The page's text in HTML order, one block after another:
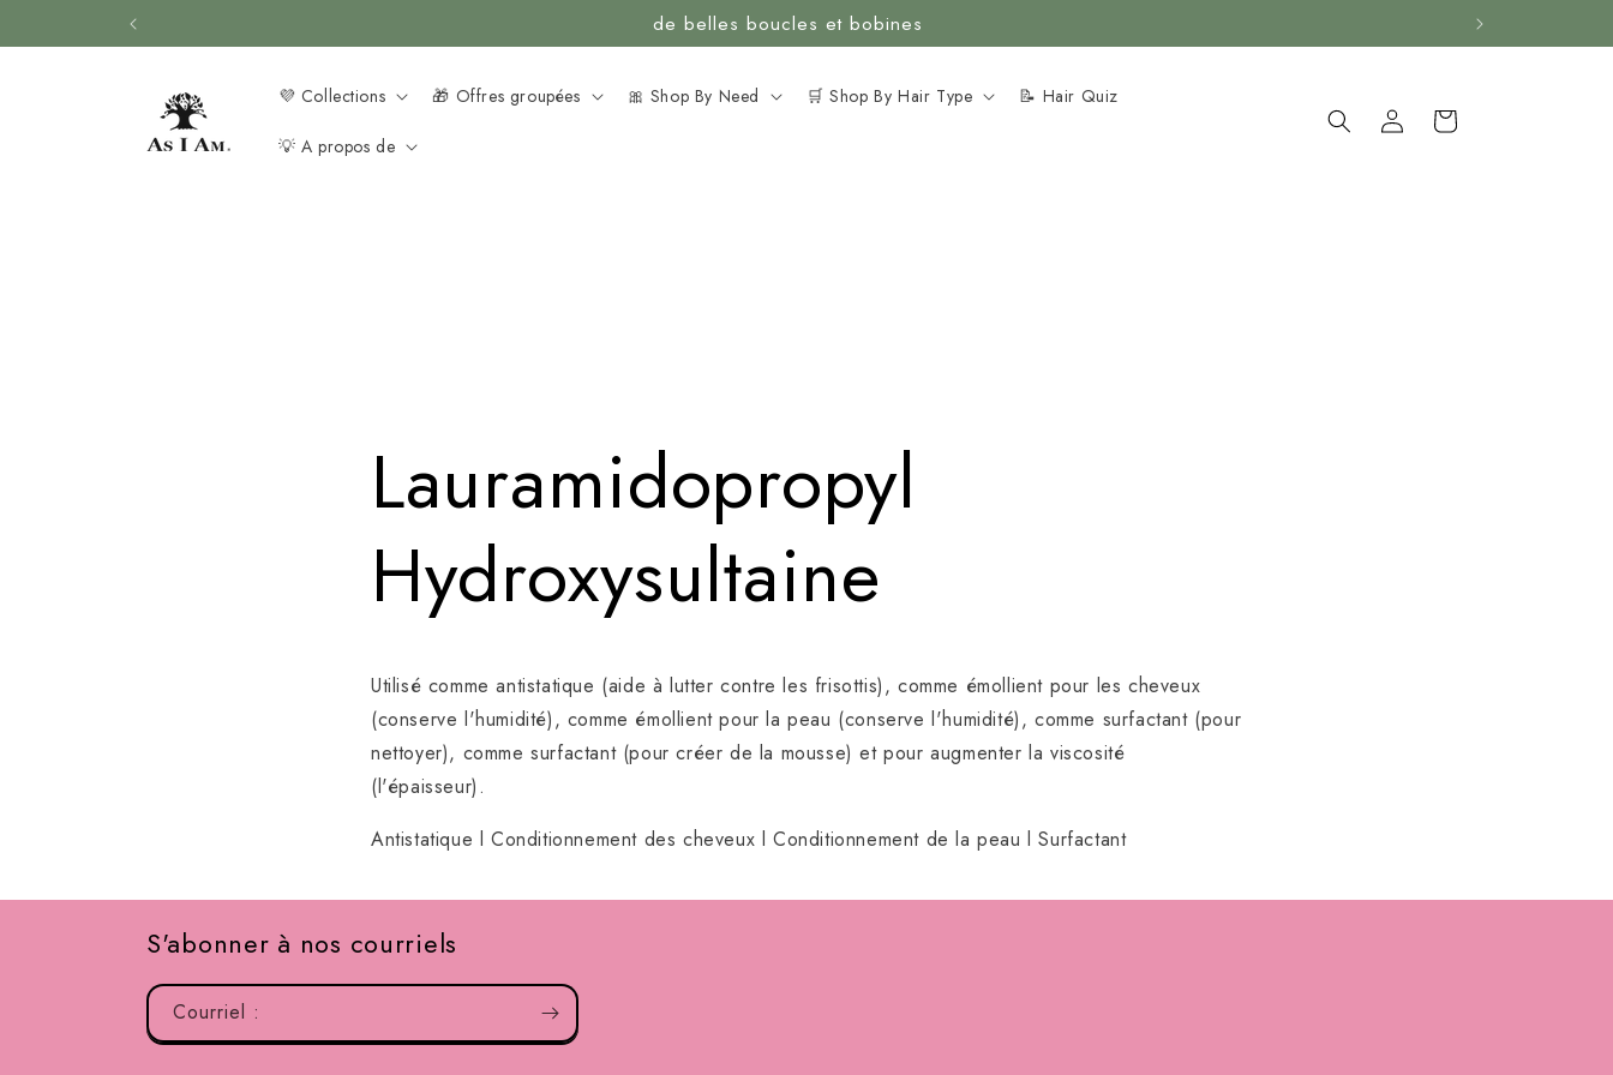
de belles boucles et bobines
💜 Collections 🎁 Offres groupées 🎀 Shop By Need 🛒 Shop By Hair Type 📝 Hair Quiz
💡 A propos de
Connectez-
vous
Panier
Lauramidopropyl
Hydroxysultaine
Utilisé comme antistatique (aide à lutter contre les frisottis), comme émollient pour les cheveux
(conserve l'humidité), comme émollient pour la peau (conserve l'humidité), comme surfactant (pour
nettoyer), comme surfactant (pour créer de la mousse) et pour augmenter la viscosité
(l'épaisseur).
Antistatique l Conditionnement des cheveux l Conditionnement de la peau l Surfactant
S'abonner à nos courriels
Courriel :